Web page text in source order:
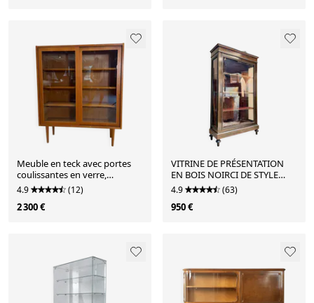
Meuble en teck avec portes
coulissantes en verre,
Danemark 1960
4.9 (12)
2 300 €
VITRINE DE PRÉSENTATION
EN BOIS NOIRCI DE STYLE
LOUIS XVI XIX EME SIÈC
4.9 (63)
950 €